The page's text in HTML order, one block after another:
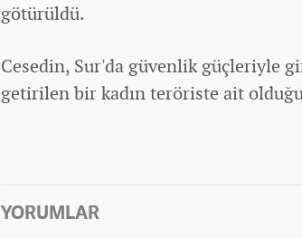
götürüldü.
Cesedin, Sur'da güvenlik güçleriyle
getirilen bir kadın teröriste ait
YORUMLAR